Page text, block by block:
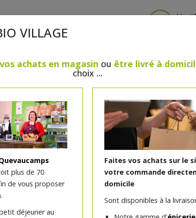
BOULANGERIE / PÂTISSERIE SANS GLUTEN, SANS
BEAUTÉ HUILES ESSENTIELLES MAISON
VILLAGE
achats en magasin ou être livré à
choix ...
plus de 70
de vous proposer
déjeuner au
Faites vos achats sur le
votre commande
domicile
Sont disponibles à la
Tarte poire chocolat 8